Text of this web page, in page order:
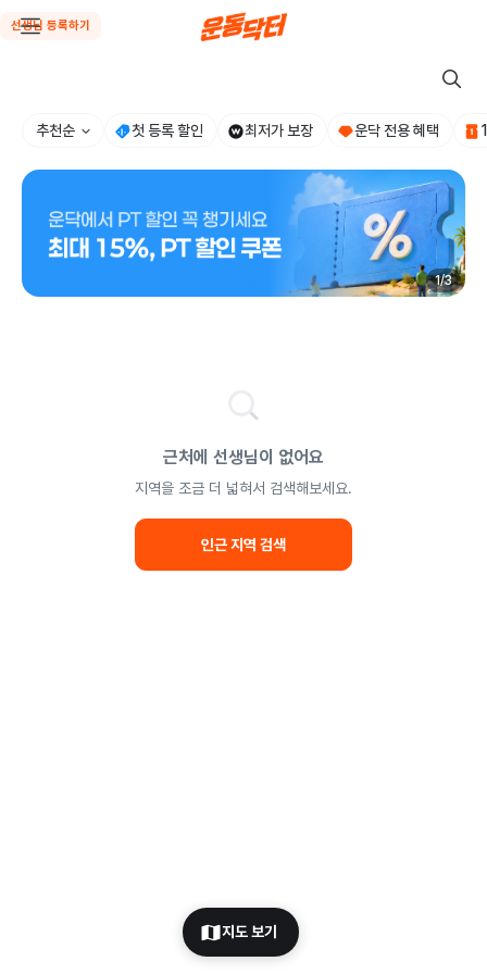
선생님 등록하기
추천순 첫 등록 할인 최저가 보장 운닥 전용 혜택
지도 보기
1/3
근처에 선생님이 없어요
지역을 조금 더 넓혀서 검색해보세요.
인근 지역 검색